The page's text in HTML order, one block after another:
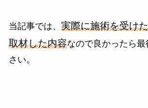
当記事では、 実際に施術を受け
取材した内容なので良かったら
さい。